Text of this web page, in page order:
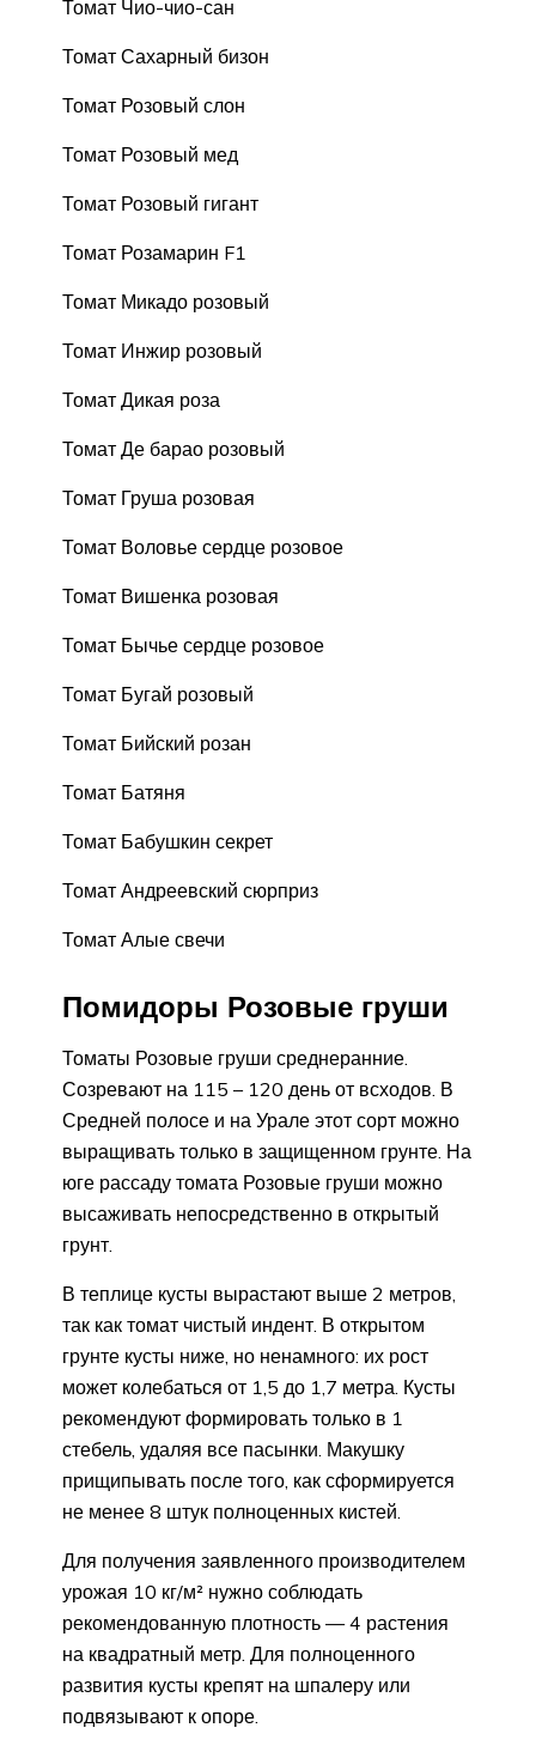
Томат Чио-чио-сан
Томат Сахарный бизон
Томат Розовый слон
Томат Розовый мед
Томат Розовый гигант
Томат Розамарин F1
Томат Микадо розовый
Томат Инжир розовый
Томат Дикая роза
Томат Де барао розовый
Томат Груша розовая
Томат Воловье сердце розовое
Томат Вишенка розовая
Томат Бычье сердце розовое
Томат Бугай розовый
Томат Бийский розан
Томат Батяня
Томат Бабушкин секрет
Томат Андреевский сюрприз
Томат Алые свечи
Помидоры Розовые груши
Томаты Розовые груши среднеранние.
Созревают на 115 – 120 день от всходов. В
Средней полосе и на Урале этот сорт можно
выращивать только в защищенном грунте. На
юге рассаду томата Розовые груши можно
высаживать непосредственно в открытый
грунт.
В теплице кусты вырастают выше 2 метров,
так как томат чистый индент. В открытом
грунте кусты ниже, но ненамного: их рост
может колебаться от 1,5 до 1,7 метра. Кусты
рекомендуют формировать только в 1
стебель, удаляя все пасынки. Макушку
прищипывать после того, как сформируется
не менее 8 штук полноценных кистей.
Для получения заявленного производителем
урожая 10 кг/м² нужно соблюдать
рекомендованную плотность — 4 растения
на квадратный метр. Для полноценного
развития кусты крепят на шпалеру или
подвязывают к опоре.